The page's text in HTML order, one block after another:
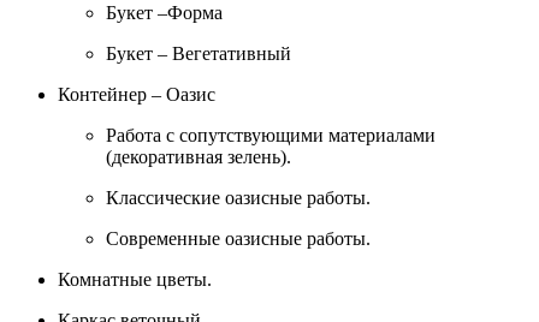
Букет –Форма
Букет – Вегетативный
Контейнер – Оазис
Работа с сопутствующими материалами
(декоративная зелень).
Классические оазисные работы.
Современные оазисные работы.
Комнатные цветы.